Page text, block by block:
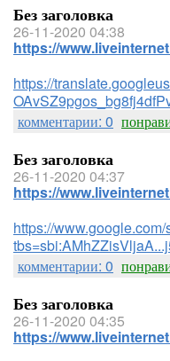
Без заголовка
26-11-2020 04:38
https://
https://
комментарии: 0
Без заголовка
26-11-2020 04:37
https://
https://
комментарии: 0
Без заголовка
26-11-2020 04:35
https://